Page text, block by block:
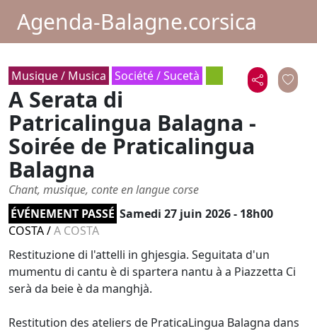
Agenda-Balagne.corsica
Musique / Musica Société / Sucetà
A Serata di
Patricalingua Balagna -
Soirée de Praticalingua
Balagna
Chant, musique, conte en langue corse
ÉVÉNEMENT PASSÉ Samedi 27 juin 2026 - 18h00
COSTA/A COSTA
Restituzione di l'attelli in ghjesgia. Seguitata d'un
mumentu di cantu è di spartera nantu à a Piazzetta Ci
serà da beie è da manghjà.
Restitution des ateliers de PraticaLingua Balagna dans